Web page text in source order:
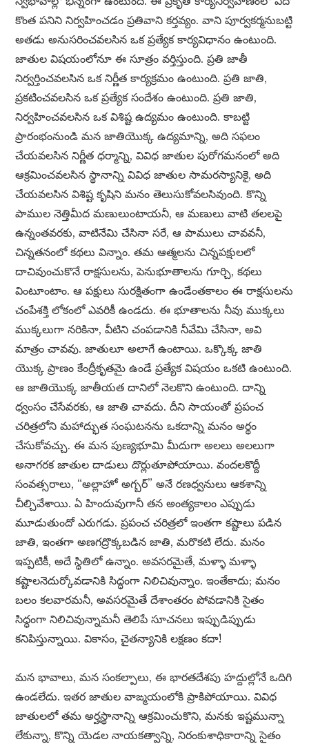
కొంత పనిని నిర్వహించడం ప్రతివాని కర్తవ్యం. వాని పూర్వకర్మనుబట్టి
అతడు అనుసరించవలసిన ఒక ప్రత్యేక కార్యవిధానం ఉంటుంది.
జాతుల విషయంలోనూ ఈ సూత్రం వర్తిస్తుంది. ప్రతి జాతీ
నిర్వర్తించవలసిన ఒక నిర్ణీత కార్యక్రమం ఉంటుంది. ప్రతి జాతి,
ప్రకటించవలసిన ఒక ప్రత్యేక సందేశం ఉంటుంది. ప్రతి జాతి,
నిర్వహించవలసిన ఒక విశిష్ట ఉద్యమం ఉంటుంది. కాబట్టి
ప్రారంభంనుండి మన జాతియొక్క ఉద్యమాన్ని, అది సఫలం
చేయవలసిన నిర్ణీత ధర్మాన్ని, వివిధ జాతుల పురోగమనంలో అది
ఆక్రమించవలసిన స్థానాన్ని వివిధ జాతుల సామరస్యానికై, అది
చేయవలసిన విశిష్ట కృషిని మనం తెలుసుకోవలసివుంది. కొన్ని
పాముల నెత్తిమీద మణులుంటాయనీ, ఆ మణులు వాటి తలలపై
ఉన్నంతవరకు, వాటినేమి చేసినా సరే, ఆ పాములు చావవనీ,
చిన్నతనంలో కథలు విన్నాం. తమ ఆత్మలను చిన్నపక్షులలో
దాచివుంచుకొనే రాక్షసులను, పెనుభూతాలను గూర్చి, కథలు
వింటూంటాం. ఆ పక్షులు సురక్షితంగా ఉండేంతకాలం ఈ రాక్షసులను
చంపేశక్తి లోకంలో ఎవరికీ ఉండదు. ఈ భూతాలను నీవు ముక్కలు
ముక్కలుగా నరికినా, వీటిని చంపడానికి నీవేమి చేసినా, అవి
మాత్రం చావవు. జాతులూ అలాగే ఉంటాయి. ఒక్కొక్క జాతి
యొక్క ప్రాణం కేంద్రీకృతమై ఉండే ప్రత్యేక విషయం ఒకటి ఉంటుంది.
ఆ జాతియొక్క జాతీయత దానిలో నెలకొని ఉంటుంది. దాన్ని
ధ్వంసం చేసేవరకు, ఆ జాతి చావదు. దీని సాయంతో ప్రపంచ
చరిత్రలోని మహాద్భుత సంఘటనను ఒకదాన్ని మనం అర్థం
చేసుకోవచ్చు. ఈ మన పుణ్యభూమి మీదుగా అలలు అలలుగా
అనాగరక జాతుల దాడులు దొర్లుతూపోయాయి. వందలకొద్దీ
సంవత్సరాలు, “అల్లాహో అగ్బర్” అనే రణధ్వనులు ఆకశాన్ని
చీల్చివేశాయి. ఏ హిందువుగానీ తన అంత్యకాలం ఎప్పుడు
మూడుతుందో ఎరుగడు. ప్రపంచ చరిత్రలో ఇంతగా కష్టాలు పడిన
జాతి, ఇంతగా అణగద్రొక్కబడిన జాతి, మరొకటి లేదు. మనం
ఇప్పటికీ, అదే స్థితిలో ఉన్నాం. అవసరమైతే, మళ్ళా మళ్ళా
కష్టాలనెదుర్కోవడానికి సిద్ధంగా నిలిచివున్నాం. ఇంతేకాదు; మనం
బలం కలవారమనీ, అవసరమైతే దేశాంతరం పోవడానికి సైతం
సిద్ధంగా నిలిచివున్నామనీ తెలిపే సూచనలు ఇప్పుడిప్పుడు
కనిపిస్తున్నాయి. వికాసం, చైతన్యానికి లక్షణం కదా!
మన భావాలు, మన సంకల్పాలు, ఈ భారతదేశపు హద్దుల్లోనే ఒదిగి
ఉండలేదు. ఇతర జాతుల వాఙ్మయంలోకి ప్రాకిపోయాయి. వివిధ
జాతులలో తమ అర్హస్థానాన్ని ఆక్రమించుకొని, మనకు ఇష్టమున్నా
లేకున్నా, కొన్ని యెడల నాయకత్వాన్ని, నిరంకుశాధికారాన్ని సైతం